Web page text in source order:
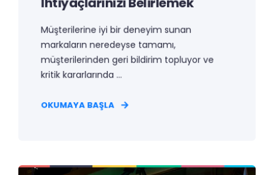
Müşterilerine iyi bir deneyim sunan
markaların neredeyse tamamı,
müşterilerinden geri bildirim topluyor ve
kritik kararlarında ...
OKUMAYA BAŞLA